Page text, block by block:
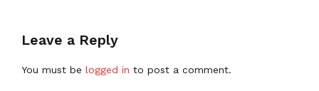
Leave a Reply
You must be logged in to post a comment.